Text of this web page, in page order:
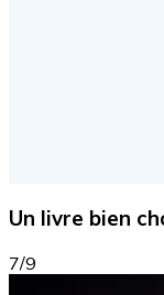
Un livre bien
7/9